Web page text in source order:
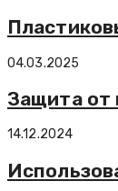
04.03.2025
Защита от
14.12.2024